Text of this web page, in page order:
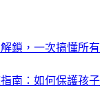
鎖，一次搞懂所有
南：如何保護孩子